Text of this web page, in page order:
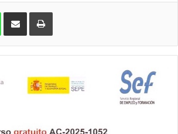
WhatsAppCompartir por correo electrónicoImprimir